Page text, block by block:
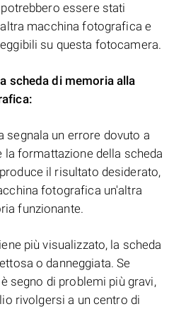
essere stati
macchina fotografica e
su questa fotocamera.
scheda di memoria alla
segnala un errore dovuto a
la formattazione della scheda
il risultato desiderato,
fotografica un'altra
funzionante.
più visualizzato, la scheda
o danneggiata. Se
segno di problemi più gravi,
rivolgersi a un centro di